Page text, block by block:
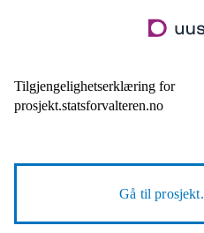
Tilgjengelighetserklæring for
prosjekt.statsforvalteren.no
Gå til